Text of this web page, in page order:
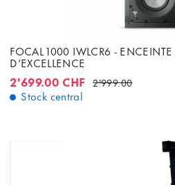
FOCAL 1000 IWLCR6 -
D’EXCELLENCE
2'699.00 CHF 2'999.00
Stock central